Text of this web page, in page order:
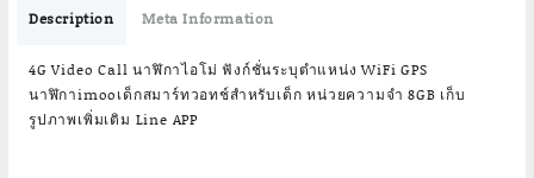
Description Meta Information
4G Video Call นาฬิกาไอโม่ ฟังก์ชั่นระบุตำแหน่ง WiFi GPS
นาฬิกาimooเด็กสมาร์ทวอทช์สำหรับเด็ก หน่วยความจำ 8GB เก็บ
รูปภาพเพิ่มเติม Line APP